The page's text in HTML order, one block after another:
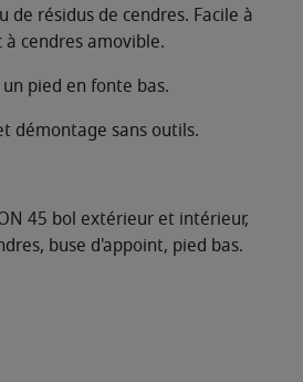
de résidus de cendres. Facile à
cendres amovible.
pied en fonte bas.
démontage sans outils.
45 bol extérieur et intérieur,
buse d'appoint, pied bas.